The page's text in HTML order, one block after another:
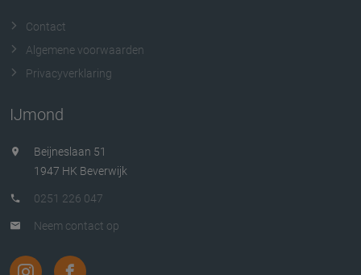
Contact
Algemene voorwaarden
Privacyverklaring
IJmond
Beijneslaan 51
1947 HK Beverwijk
0251 226 047
Neem contact op